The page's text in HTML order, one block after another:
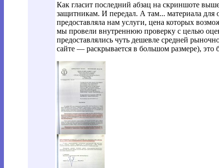
Как гласит последний абзац на скриншоте
защитникам. И передал. А там... материала для
предоставляла нам услуги, цена которых
мы провели внутреннюю проверку с целью
предоставлялись чуть дешевле средней
сайте — раскрывается в большом размере), это